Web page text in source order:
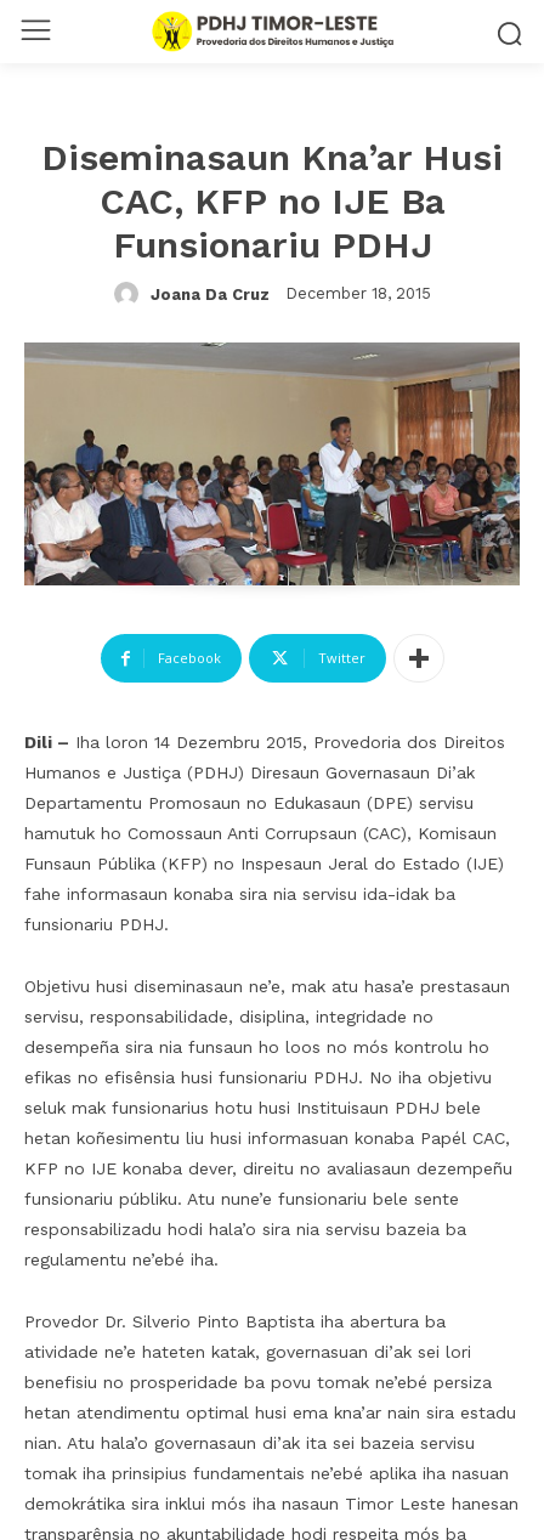
Diseminasaun Kna’ar Husi
CAC, KFP no IJE Ba
Funsionariu PDHJ
Joana Da Cruz December 18, 2015
Facebook Twitter
Dili – Iha loron 14 Dezembru 2015, Provedoria dos Direitos
Humanos e Justiça (PDHJ) Diresaun Governasaun Di’ak
Departamentu Promosaun no Edukasaun (DPE) servisu
hamutuk ho Comossaun Anti Corrupsaun (CAC), Komisaun
Funsaun Públika (KFP) no Inspesaun Jeral do Estado (IJE)
fahe informasaun konaba sira nia servisu ida-idak ba
funsionariu PDHJ.
Objetivu husi diseminasaun ne’e, mak atu hasa’e prestasaun
servisu, responsabilidade, disiplina, integridade no
desempeña sira nia funsaun ho loos no mós kontrolu ho
efikas no efisênsia husi funsionariu PDHJ. No iha objetivu
seluk mak funsionarius hotu husi Instituisaun PDHJ bele
hetan koñesimentu liu husi informasuan konaba Papél CAC,
KFP no IJE konaba dever, direitu no avaliasaun dezempeñu
funsionariu públiku. Atu nune’e funsionariu bele sente
responsabilizadu hodi hala’o sira nia servisu bazeia ba
regulamentu ne’ebé iha.
Provedor Dr. Silverio Pinto Baptista iha abertura ba
atividade ne’e hateten katak, governasuan di’ak sei lori
benefisiu no prosperidade ba povu tomak ne’ebé persiza
hetan atendimentu optimal husi ema kna’ar nain sira estadu
nian. Atu hala’o governasaun di’ak ita sei bazeia servisu
tomak iha prinsipius fundamentais ne’ebé aplika iha nasuan
demokrátika sira inklui mós iha nasaun Timor Leste hanesan
transparênsia no akuntabilidade hodi respeita mós ba